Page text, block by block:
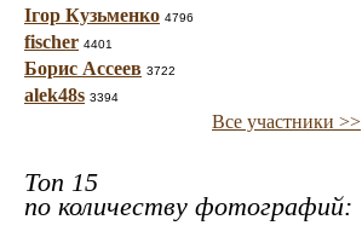
Ігор Кузьменко 4796
fischer 4401
Борис Ассеев 3722
alek48s 3394
Все участники >>
Топ 15
по количеству фотографий: